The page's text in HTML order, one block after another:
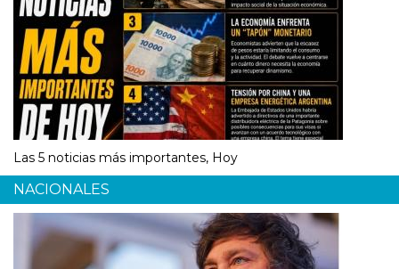
Las 5 noticias más importantes, Hoy
NACIONALES